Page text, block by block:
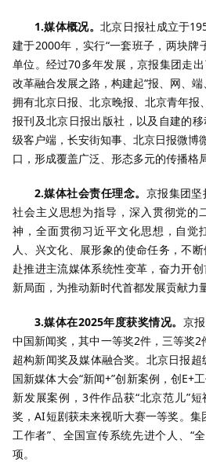
1.媒体概况。 北京日报社成立于
建于2000年，实行“一套班子，两块牌
单位。经过70多年发展，京报集团走
改革融合发展之路，构建起“报、网、端
拥有北京日报、北京晚报、北京青年报
报刊及北京日报出版社，以及自建的
级客户端，长安街知事、北京日报微博
口，形成覆盖广泛、形态多元的传播格局
2.媒体社会责任理念。 京报集团
社会主义思想为指导，深入贯彻党的
神，全面贯彻习近平文化思想，自觉
人、兴文化、展形象的使命任务，不
赴推进主流媒体系统性变革，奋力开
新局面，为推动新时代首都发展贡献力量
3.媒体在2025年度获奖情况。 京
中国新闻奖，其中一等奖2件，三等奖
超构新闻奖及媒体融合奖。北京日报
国新媒体大会“新闻+”创新案例，创E+
新发展案例，3件作品获“北京范儿”
奖，AI短剧获未来视听大赛一等奖。集
工作者”、全国宣传系统先进个人、“
项。